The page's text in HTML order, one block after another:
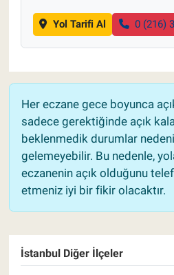
Yol Tarifi Al 0 (216)
Her eczane gece boyunca
sadece gerektiğinde açık
beklenmedik durumlar
gelemeyebilir. Bu nedenle,
eczanenin açık olduğunu
etmeniz iyi bir fikir olacaktır.
İstanbul Diğer İlçeler
Tahıllar ve Baklagiller
Tohum